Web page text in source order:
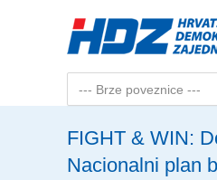
FIGHT & WIN:
Nacionalni plan